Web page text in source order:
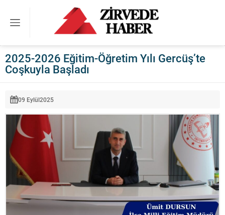
2025-2026 Eğitim-Öğretim Yılı Gercüş’te
Coşkuyla Başladı
09 Eylül2025